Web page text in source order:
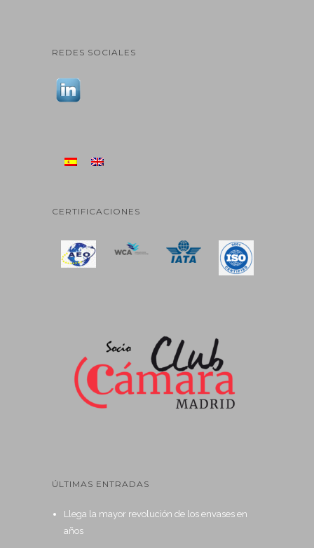
REDES SOCIALES
CERTIFICACIONES
ÚLTIMAS ENTRADAS
Llega la mayor revolución de los envases en
años